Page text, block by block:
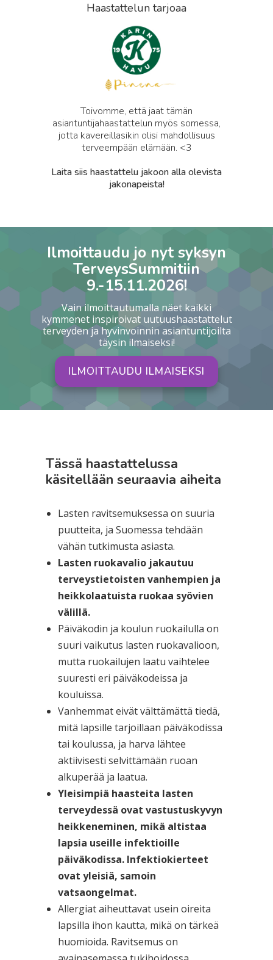
Haastattelun tarjoaa
Toivomme, että jaat tämän
asiantuntijahaastattelun myös somessa,
jotta kavereillasikin olisi mahdollisuus
terveempään elämään. <3
Laita siis haastattelu jakoon alla olevista
jakonapeista!
Ilmoittaudu jo nyt syksyn
TerveysSummitiin
9.-15.11.2026!
Vain ilmoittautumalla näet kaikki
kymmenet inspiroivat uutuushaastattelut
terveyden ja hyvinvoinnin asiantuntijoilta
täysin ilmaiseksi!
ILMOITTAUDU ILMAISEKSI
Tässä haastattelussa
käsitellään seuraavia aiheita
Lasten ravitsemuksessa on suuria
puutteita, ja Suomessa tehdään
vähän tutkimusta asiasta.
Lasten ruokavalio jakautuu
terveystietoisten vanhempien ja
heikkolaatuista ruokaa syövien
välillä.
Päiväkodin ja koulun ruokailulla on
suuri vaikutus lasten ruokavalioon,
mutta ruokailujen laatu vaihtelee
suuresti eri päiväkodeissa ja
kouluissa.
Vanhemmat eivät välttämättä tiedä,
mitä lapsille tarjoillaan päiväkodissa
tai koulussa, ja harva lähtee
aktiivisesti selvittämään ruoan
alkuperää ja laatua.
Yleisimpiä haasteita lasten
terveydessä ovat vastustuskyvyn
heikkeneminen, mikä altistaa
lapsia useille infektioille
päiväkodissa. Infektiokierteet
ovat yleisiä, samoin
vatsaongelmat.
Allergiat aiheuttavat usein oireita
lapsilla ihon kautta, mikä on tärkeä
huomioida. Ravitsemus on